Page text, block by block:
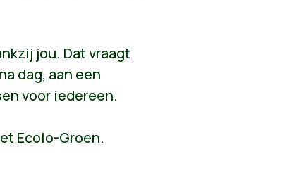
jou. Dat vraagt
dag, aan een
voor iedereen.
Ecolo-Groen.